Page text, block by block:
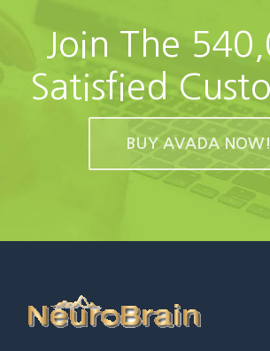
Join The
Satisfied
BUY AVADA NOW!